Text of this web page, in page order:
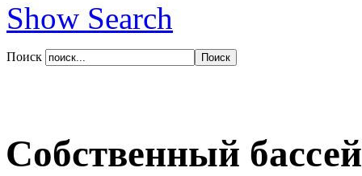
Show Search
Поиск
Собственный